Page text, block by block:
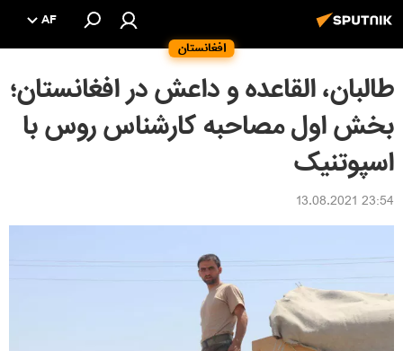
افغانستان
AF
طالبان، القاعده و داعش در افغانستان؛
بخش اول مصاحبه کارشناس روس با
اسپوتنیک
23:54 13.08.2021